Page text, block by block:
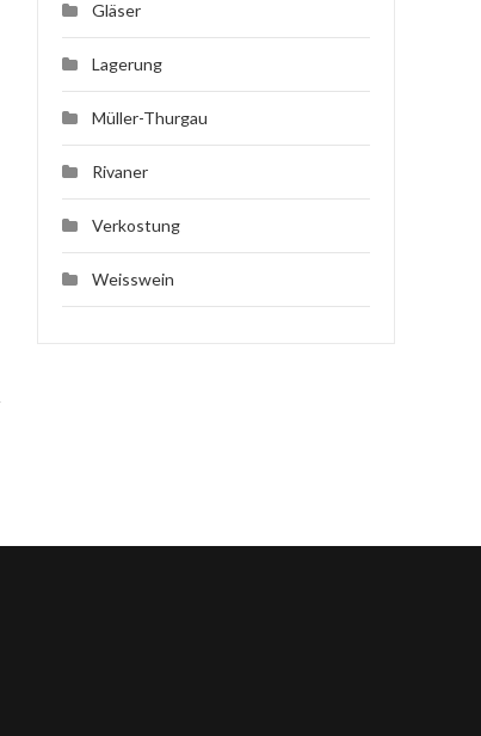
Gläser
Lagerung
Müller-Thurgau
Rivaner
Verkostung
Weisswein